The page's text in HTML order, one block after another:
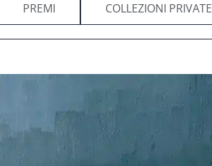
PREMI COLLEZIONI PRIVATE